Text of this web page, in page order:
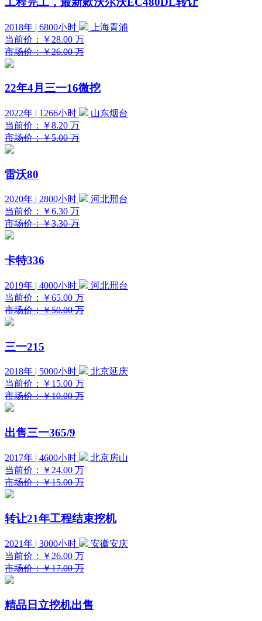
2018年 | 6800小时
上海青浦
当前价：
￥28.00 万
市场价：￥26.00 万
22年4月三一16微挖
2022年 | 1266小时
山东烟台
当前价：
￥8.20 万
市场价：￥5.00 万
雷沃80
2020年 | 2800小时
河北邢台
当前价：
￥6.30 万
市场价：￥3.30 万
卡特336
2019年 | 4000小时
河北邢台
当前价：
￥65.00 万
市场价：￥50.00 万
三一215
2018年 | 5000小时
北京延庆
当前价：
￥15.00 万
市场价：￥10.00 万
出售三一365/9
2017年 | 4600小时
北京房山
当前价：
￥24.00 万
市场价：￥15.00 万
转让21年工程结束挖机
2021年 | 3000小时
安徽安庆
当前价：
￥26.00 万
市场价：￥17.00 万
精品日立挖机出售